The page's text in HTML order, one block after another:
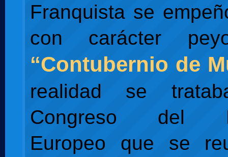
Franquista se
con carácter
“Contubernio de
realidad se
Congreso del
Europeo que se